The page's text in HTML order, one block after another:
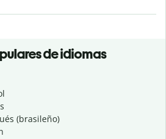
de idiomas
(brasileño)